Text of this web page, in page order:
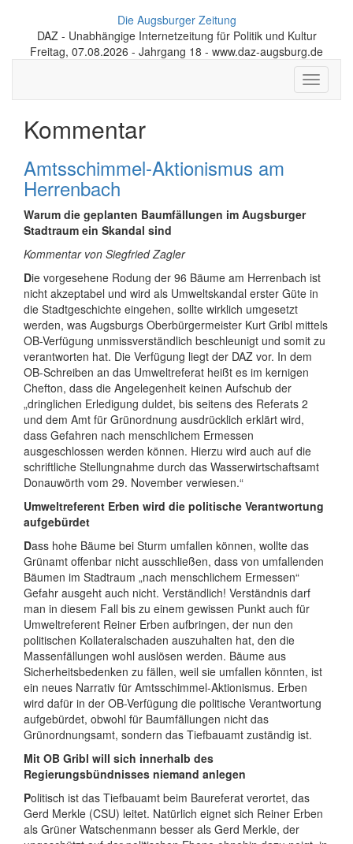
Die Augsburger Zeitung
DAZ - Unabhängige Internetzeitung für Politik und Kultur
Freitag, 07.08.2026 - Jahrgang 18 - www.daz-augsburg.de
Toggle
Kommentar
Amtsschimmel-Aktionismus am
Herrenbach
Warum die geplanten Baumfällungen im Augsburger
Stadtraum ein Skandal sind
Kommentar von Siegfried Zagler
Die vorgesehene Rodung der 96 Bäume am Herrenbach ist
nicht akzeptabel und wird als Umweltskandal erster Güte in
die Stadtgeschichte eingehen, sollte wirklich umgesetzt
werden, was Augsburgs Oberbürgermeister Kurt Gribl mittels
OB-Verfügung unmissverständlich beschleunigt und somit zu
verantworten hat. Die Verfügung liegt der DAZ vor. In dem
OB-Schreiben an das Umweltreferat heißt es im kernigen
Chefton, dass die Angelegenheit keinen Aufschub der
„dringlichen Erledigung duldet, bis seitens des Referats 2
und dem Amt für Grünordnung ausdrücklich erklärt wird,
dass Gefahren nach menschlichem Ermessen
ausgeschlossen werden können. Hierzu wird auch auf die
schriftliche Stellungnahme durch das Wasserwirtschaftsamt
Donauwörth vom 29. November verwiesen.“
Umweltreferent Erben wird die politische Verantwortung
aufgebürdet
Dass hohe Bäume bei Sturm umfallen können, wollte das
Grünamt offenbar nicht ausschließen, dass von umfallenden
Bäumen im Stadtraum „nach menschlichem Ermessen“
Gefahr ausgeht auch nicht. Verständlich! Verständnis darf
man in diesem Fall bis zu einem gewissen Punkt auch für
Umweltreferent Reiner Erben aufbringen, der nun den
politischen Kollateralschaden auszuhalten hat, den die
Massenfällungen wohl auslösen werden. Bäume aus
Sicherheitsbedenken zu fällen, weil sie umfallen könnten, ist
ein neues Narrativ für Amtsschimmel-Aktionismus. Erben
wird dafür in der OB-Verfügung die politische Verantwortung
aufgebürdet, obwohl für Baumfällungen nicht das
Grünordnungsamt, sondern das Tiefbauamt zuständig ist.
Mit OB Gribl will sich innerhalb des
Regierungsbündnisses niemand anlegen
Politisch ist das Tiefbauamt beim Baureferat verortet, das
Gerd Merkle (CSU) leitet. Natürlich eignet sich Reiner Erben
als Grüner Watschenmann besser als Gerd Merkle, der